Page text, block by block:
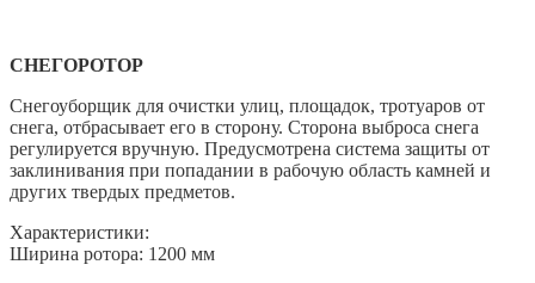
СНЕГОРОТОР
Снегоуборщик для очистки улиц, площадок, тротуаров от
снега, отбрасывает его в сторону. Сторона выброса снега
регулируется вручную. Предусмотрена система защиты от
заклинивания при попадании в рабочую область камней и
других твердых предметов.
Характеристики:
Ширина ротора: 1200 мм